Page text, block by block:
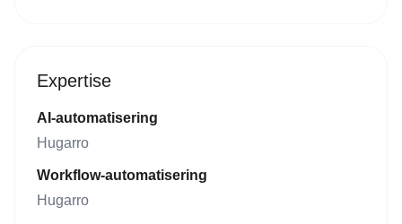
Expertise
AI-automatisering
Hugarro
Workflow-automatisering
Hugarro